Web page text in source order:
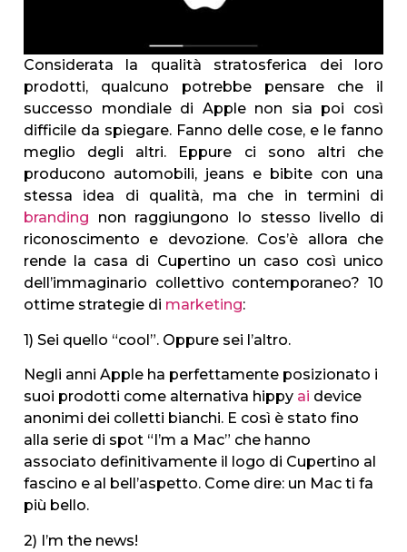
Considerata la qualità stratosferica dei loro
prodotti, qualcuno potrebbe pensare che il
successo mondiale di Apple non sia poi così
difficile da spiegare. Fanno delle cose, e le fanno
meglio degli altri. Eppure ci sono altri che
producono automobili, jeans e bibite con una
stessa idea di qualità, ma che in termini di
branding non raggiungono lo stesso livello di
riconoscimento e devozione. Cos’è allora che
rende la casa di Cupertino un caso così unico
dell’immaginario collettivo contemporaneo? 10
ottime strategie di marketing:
1) Sei quello “cool”. Oppure sei l’altro.
Negli anni Apple ha perfettamente posizionato i
suoi prodotti come alternativa hippy ai device
anonimi dei colletti bianchi. E così è stato fino
alla serie di spot “I’m a Mac” che hanno
associato definitivamente il logo di Cupertino al
fascino e al bell’aspetto. Come dire: un Mac ti fa
più bello.
2) I’m the news!